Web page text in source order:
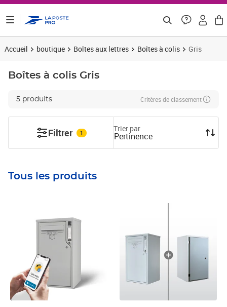
Accueil boutique Boîtes aux lettres Boîtes à colis Gris
Boîtes à colis Gris
5 produits Critères de classement
Filtrer 1 Trier par
Pertinence
Tous les produits